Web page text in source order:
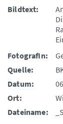
Bildtext:
FotografIn:
Quelle:
Datum:
Ort:
Dateiname: